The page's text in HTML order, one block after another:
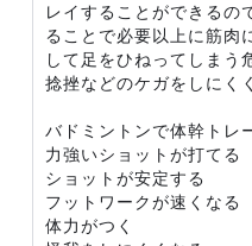
レイすることができるの
ることで必要以上に筋肉
して足をひねってしまう
捻挫などのケガをしにく
バドミントンで体幹トレ
力強いショットが打てる
ショットが安定する
フットワークが速くなる
体力がつく